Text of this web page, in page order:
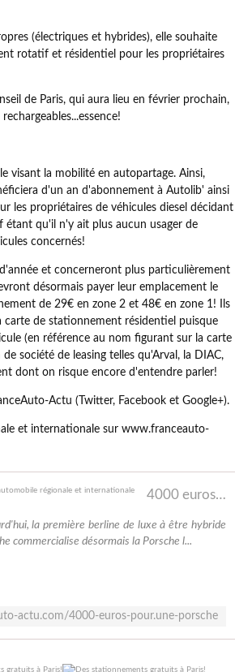
(électriques et hybrides), elle souhaite
rotatif et résidentiel pour les propriétaires
de Paris, qui aura lieu en février prochain,
visant la mobilité en autopartage. Ainsi,
d'un an d'abonnement à Autolib' ainsi
les propriétaires de véhicules diesel décidant
qu'il n'y ait plus aucun usager de
concernés!
et concerneront plus particulièrement
désormais payer leur emplacement le
de 29€ en zone 2 et 48€ en zone 1! Ils
carte de stationnement résidentiel puisque
(en référence au nom figurant sur la carte
société de leasing telles qu'Arval, la DIAC,
dont on risque encore d'entendre parler!
Actu (Twitter, Facebook et Google+).
et internationale sur www.franceauto-
4000 euros pour....une Porsche! - FranceAuto-actu - actualité automobile régionale et internationale
la première berline de luxe à être hybride
commercialise désormais la Porsche l...
actu.com/4000-euros-pour.une-porsche